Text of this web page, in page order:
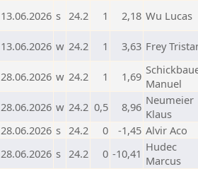
13.06.2026 s 24.2 1 2,18 Wu Lucas
13.06.2026 w 24.2 1 3,63 Frey
28.06.2026 w 24.2 1 1,69 Manuel
28.06.2026 w 24.2 0,5 8,96 Neumeier
Klaus
28.06.2026 s 24.2 0 -1,45 Alvir Aco
28.06.2026 s 24.2 0 -10,41 Hudec
Marcus